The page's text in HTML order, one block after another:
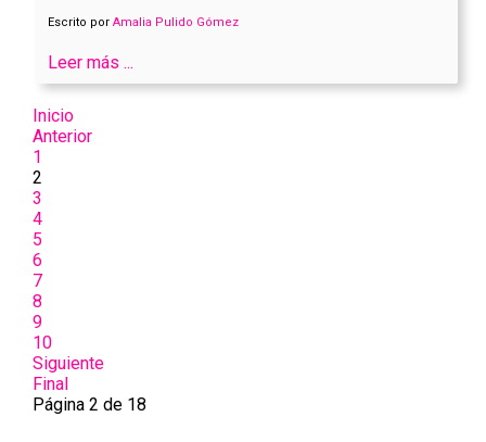
Escrito por Amalia Pulido Gómez
Leer más ...
Inicio
Anterior
1
2
3
4
5
6
7
8
9
10
Siguiente
Final
Página 2 de 18